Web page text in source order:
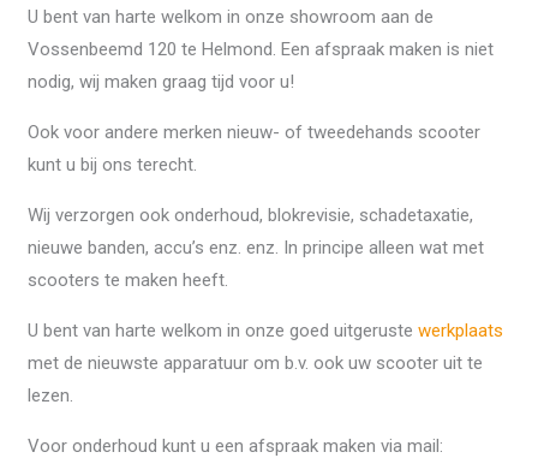
U bent van harte welkom in onze showroom aan de
Vossenbeemd 120 te Helmond. Een afspraak maken is niet
nodig, wij maken graag tijd voor u!
Ook voor andere merken nieuw- of tweedehands scooter
kunt u bij ons terecht.
Wij verzorgen ook onderhoud, blokrevisie, schadetaxatie,
nieuwe banden, accu’s enz. enz. In principe alleen wat met
scooters te maken heeft.
U bent van harte welkom in onze goed uitgerustewerkplaats
met de nieuwste apparatuur om b.v. ook uw scooter uit te
lezen.
Voor onderhoud kunt u een afspraak maken via mail: